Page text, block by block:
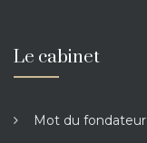
Le cabinet
Mot du fondateur